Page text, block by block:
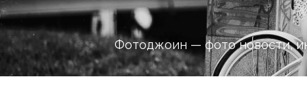
Фотоджоин — фото новости,